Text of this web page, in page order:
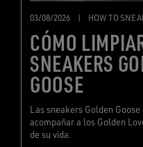
03/08/2026 | HOW TO
CÓMO
SNEAKERS
GOOSE
Las sneakers Golden
acompañar a los Golden
de su vida.